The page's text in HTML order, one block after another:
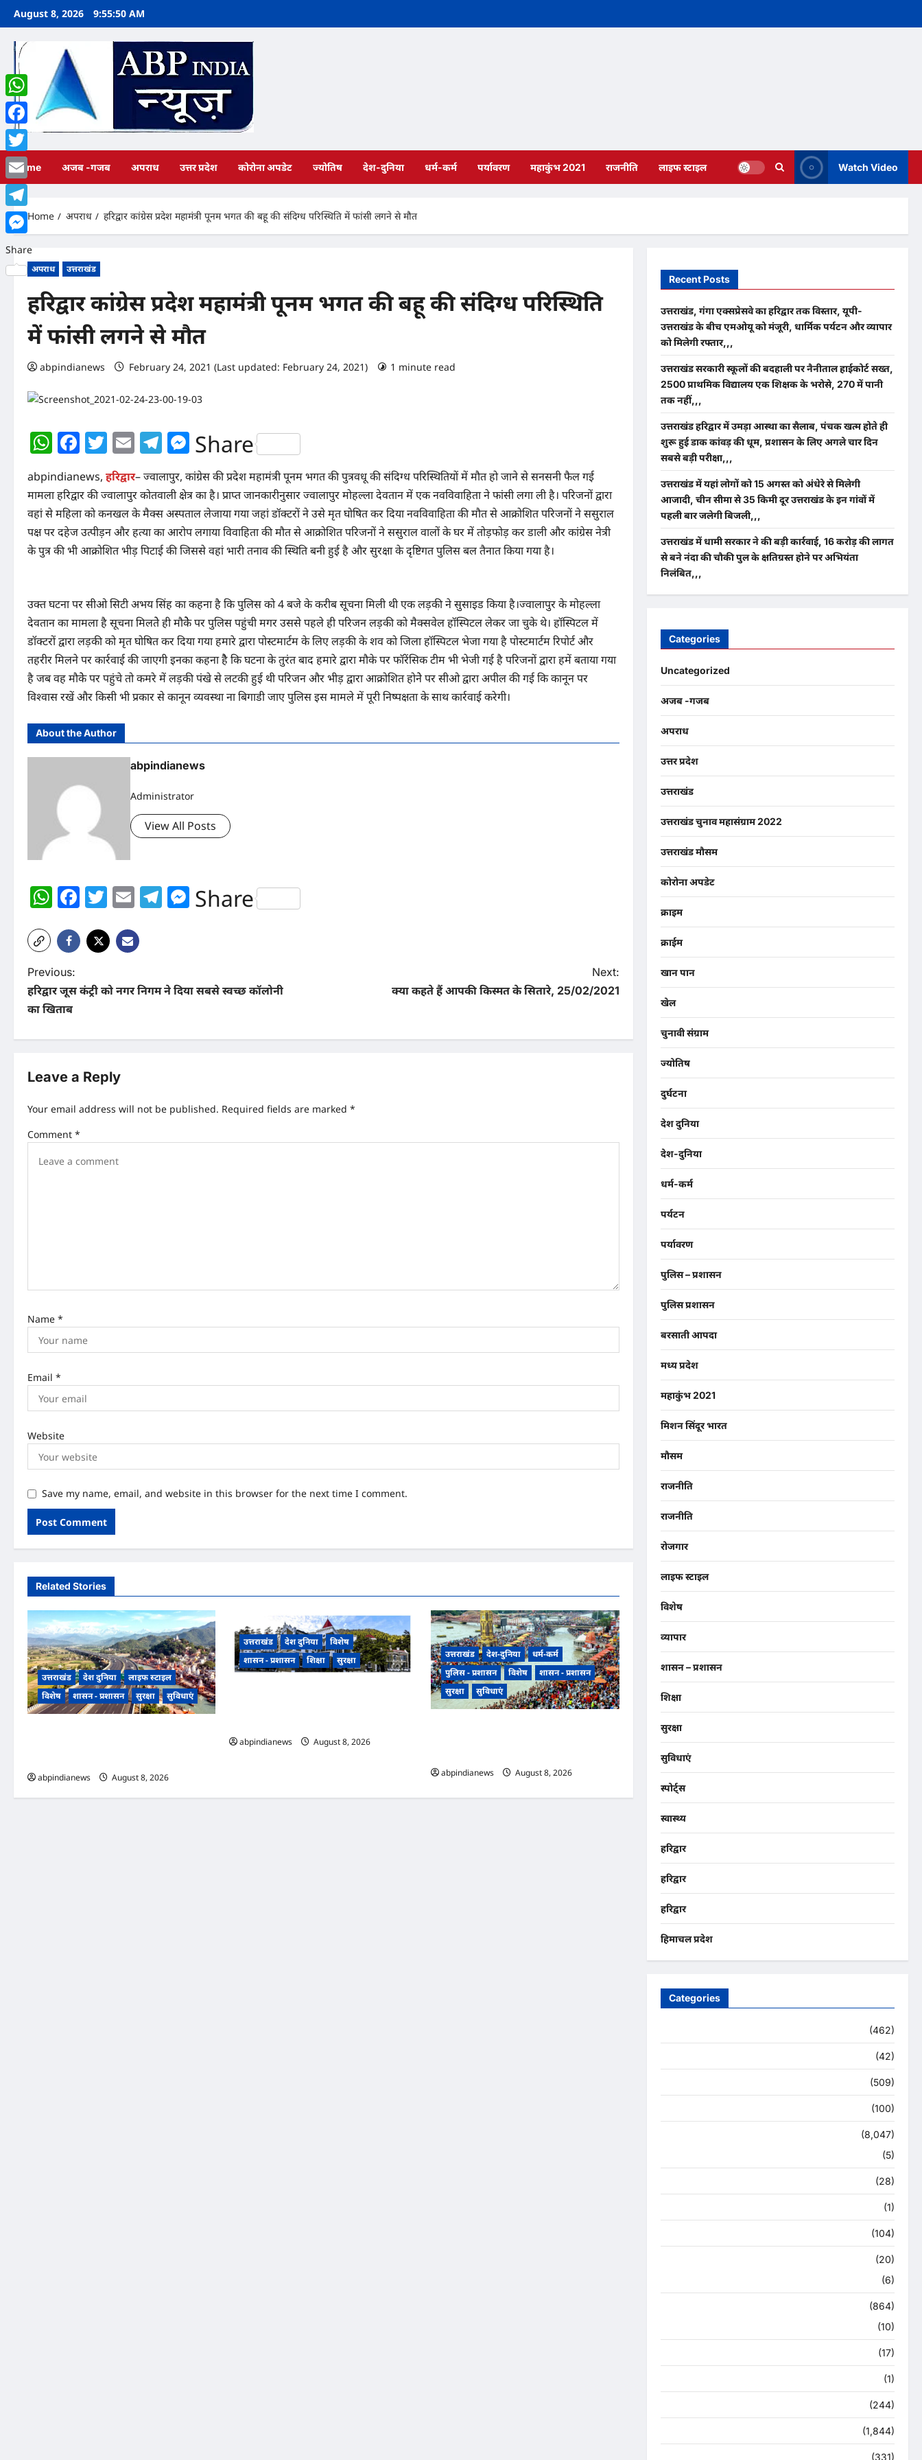
Skip
content
August 8, 2026 9:55:51 AM
Home अजब -गजब अपराध उत्तर प्रदेश कोरोना अपडेट ज्योतिष देश-दुनिया धर्म-कर्म पर्यावरण महाकुंभ 2021 राजनीति लाइफ स्टाइल Watch Video
Home अपराध हरिद्वार कांग्रेस प्रदेश महामंत्री पूनम भगत की बहू की संदिग्ध परिस्थिति में फांसी लगने से मौत
अपराध उत्तराखंड
हरिद्वार कांग्रेस प्रदेश महामंत्री पूनम भगत की बहू की संदिग्ध परिस्थिति
में फांसी लगने से मौत
abpindianews February 24, 2021 (Last updated: February 24, 2021) 1 minute read
WhatsApp
Facebook
Twitter
EmailTelegram
Messenger
Share
abpindianews, हरिद्वार– ज्वालापुर, कांग्रेस की प्रदेश महामंत्री पूनम भगत की पुत्रवधू की संदिग्ध परिस्थितियों में मौत हो जाने से सनसनी फैल गई
मामला हरिद्वार की ज्वालापुर कोतवाली क्षेत्र का है। प्राप्त जानकारीनुसार ज्वालापुर मोहल्ला देवतान में एक नवविवाहिता ने फांसी लगा ली है। परिजनों द्वारा
वहां से महिला को कनखल के मैक्स अस्पताल लेजाया गया जहां डॉक्टरों ने उसे मृत घोषित कर दिया नवविवाहिता की मौत से आक्रोशित परिजनों ने ससुराल
पक्ष पर दहेज उत्पीड़न और हत्या का आरोप लगाया विवाहिता की मौत से आक्रोशित परिजनों ने ससुराल वालों के घर में तोड़फोड़ कर डाली और कांग्रेस नेत्री
के पुत्र की भी आक्रोशित भीड़ पिटाई की जिससे वहां भारी तनाव की स्थिति बनी हुई है और सुरक्षा के दृष्टिगत पुलिस बल तैनात किया गया है।
उक्त घटना पर सीओ सिटी अभय सिंह का कहना है कि पुलिस को 4 बजे के करीब सूचना मिली थी एक लड़की ने सुसाइड किया है।ज्वालापुर के मोहल्ला
देवतान का मामला है सूचना मिलतेे ही मौकेेेे पर पुलिस पहुंची मगर उससे पहले ही परिजन लड़की को मैक्सवेल हॉस्पिटल लेकर जा चुके थे। हॉस्पिटल में
डॉक्टरों द्वारा लड़की को मृत घोषित कर दिया गया हमारे द्वारा पोस्टमार्टम के लिए लड़की के शव को जिला हॉस्पिटल भेजा गया है पोस्टमार्टम रिपोर्ट और
तहरीर मिलने पर कार्रवाई की जाएगी इनका कहना हैै कि घटना के तुरंत बाद हमारे द्वारा मौके पर फॉरेंसिक टीम भी भेजी गई है परिजनों द्वारा हमें बताया गया
है जब वह मौकेे पर पहुंचे तो कमरे में लड़की पंखे से लटकी हुई थी परिजन और भीड़ द्वारा आक्रोशित होनेे पर सीओ द्वारा अपील की गई कि कानून पर
विश्वास रखें और किसी भी प्रकार से कानून व्यवस्था ना बिगाडी जाए पुलिस इस मामले में पूरी निष्पक्षता के साथ कार्रवाई करेगी।
About the Author
abpindianews
Administrator
View All Posts
WhatsApp
Facebook
Twitter
EmailTelegram
Messenger
Share
P
o
n
i
n
Previous:
हरिद्वार जूस कंट्री को नगर निगम ने दिया सबसे स्वच्छ कॉलोनी
का खिताब
Next:
क्या कहते हैं आपकी किस्मत के सितारे, 25/02/2021
Leave a Reply
Your email address will not be published. Required fields are marked *
Comment *
Name *
Email *
Website
Save my name, email, and website in this browser for the next time I comment.
Related Stories
उत्तराखंड देश दुनिया
लाइफ स्टाइल
विशेष
शासन - प्रशासन सुरक्षा सुविधाएं
abpindianews
August 8, 2026
उत्तराखंड देश दुनिया
विशेष
शासन - प्रशासन
शिक्षा सुरक्षा
abpindianews
August 8, 2026
उत्तराखंड देश-दुनिया
धर्म-कर्म
पुलिस - प्रशासन
विशेष
शासन - प्रशासन
सुरक्षा
सुविधाएं
abpindianews
August 8, 2026
Recent Posts
उत्तराखंड, गंगा एक्सप्रेसवे का हरिद्वार तक विस्तार, यूपी-
उत्तराखंड के बीच एमओयू को मंजूरी, धार्मिक पर्यटन और व्यापार
को मिलेगी रफ्तार,,,
उत्तराखंड सरकारी स्कूलों की बदहाली पर नैनीताल हाईकोर्ट सख्त,
2500 प्राथमिक विद्यालय एक शिक्षक के भरोसे, 270 में पानी
तक नहीं,,,
उत्तराखंड हरिद्वार में उमड़ा आस्था का सैलाब, पंचक खत्म होते ही
शुरू हुई डाक कांवड़ की धूम, प्रशासन के लिए अगले चार दिन
सबसे बड़ी परीक्षा,,,
उत्तराखंड में यहां लोगों को 15 अगस्त को अंधेरे से मिलेगी
आजादी, चीन सीमा से 35 किमी दूर उत्तराखंड के इन गांवों में
पहली बार जलेगी बिजली,,,
उत्तराखंड में धामी सरकार ने की बड़ी कार्रवाई, 16 करोड़ की लागत
से बने नंदा की चौकी पुल के क्षतिग्रस्त होने पर अभियंता
निलंबित,,,
Categories
Uncategorized
अजब -गजब
अपराध
उत्तर प्रदेश
उत्तराखंड
उत्तराखंड चुनाव महासंग्राम 2022
उत्तराखंड मौसम
कोरोना अपडेट
क्राइम
क्राईम
खान पान
खेल
चुनावी संग्राम
ज्योतिष
दुर्घटना
देश दुनिया
देश-दुनिया
धर्म-कर्म
पर्यटन
पर्यावरण
पुलिस – प्रशासन
पुलिस प्रशासन
बरसाती आपदा
मध्य प्रदेश
महाकुंभ 2021
मिशन सिंदूर भारत
मौसम
राजनीति
राजनीति
रोजगार
लाइफ स्टाइल
विशेष
व्यापार
शासन – प्रशासन
शिक्षा
सुरक्षा
सुविधाएं
स्पोर्ट्स
स्वास्थ्य
हरिद्वार
हरिद्वार
हरिद्वार
हिमाचल प्रदेश
Categories
(462)
(42)
(509)
(100)
(8,047)
(5)
(28)
(1)
(104)
(20)
(6)
(864)
(10)
(17)
(1)
(244)
(1,844)
(331)
WhatsApp
Facebook
Twitter
Email
Telegram
Messenger
Share